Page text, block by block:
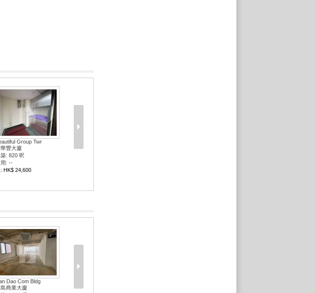
Group Twr
豐大廈
: 820 呎
: --
HK$ 24,600
Dao Com Bldg
商業大廈